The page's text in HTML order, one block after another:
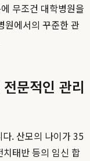
무조건 대학병원을
원에서의 꾸준한 관
문적인 관리
. 산모의 나이가 35
태반 등의 임신 합